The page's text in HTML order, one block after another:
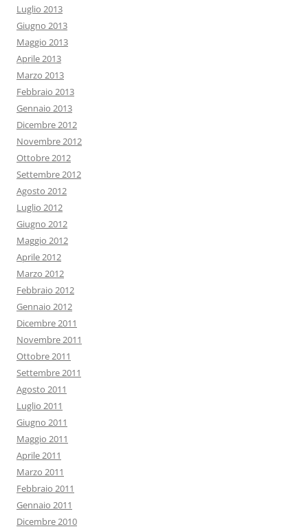
Luglio 2013
Giugno 2013
Maggio 2013
Aprile 2013
Marzo 2013
Febbraio 2013
Gennaio 2013
Dicembre 2012
Novembre 2012
Ottobre 2012
Settembre 2012
Agosto 2012
Luglio 2012
Giugno 2012
Maggio 2012
Aprile 2012
Marzo 2012
Febbraio 2012
Gennaio 2012
Dicembre 2011
Novembre 2011
Ottobre 2011
Settembre 2011
Agosto 2011
Luglio 2011
Giugno 2011
Maggio 2011
Aprile 2011
Marzo 2011
Febbraio 2011
Gennaio 2011
Dicembre 2010